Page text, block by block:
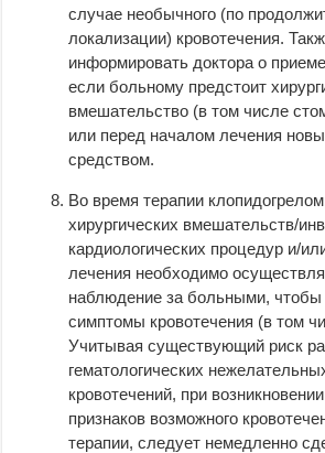
случае необычного (по
локализации) кровотечения.
информировать доктора о
если больному предстоит
вмешательство (в том числе
или перед началом лечения
средством.
Во время терапии
хирургических вмешательств/
кардиологических процедур и/
лечения необходимо
наблюдение за больными, чтобы
симптомы кровотечения (в том
Учитывая существующий риск
гематологических
кровотечений, при
признаков возможного
терапии, следует немедленно